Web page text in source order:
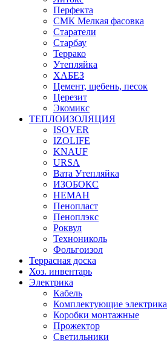
Перфекта
СМК Мелкая фасовка
Старатели
Старбау
Террако
Утепляйка
ХАБЕЗ
Цемент, щебень, песок
Церезит
Экомикс
ТЕПЛОИЗОЛЯЦИЯ
ISOVER
IZOLIFE
KNAUF
URSA
Вата Утепляйка
ИЗОБОКС
НЕМАН
Пенопласт
Пеноплэкс
Роквул
Технониколь
Фольгоизол
Террасная доска
Хоз. инвентарь
Электрика
Кабель
Комплектующие электрика
Коробки монтажные
Прожектор
Светильники